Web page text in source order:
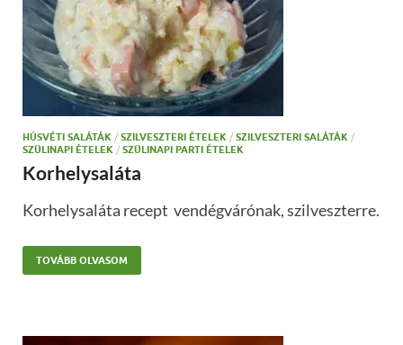
HÚSVÉTI SALÁTÁK / SZILVESZTERI ÉTELEK / SZILVESZTERI SALÁTÁK /
SZÜLINAPI ÉTELEK / SZÜLINAPI PARTI ÉTELEK
Korhelysaláta
Korhelysaláta recept vendégvárónak, szilveszterre.
TOVÁBB OLVASOM